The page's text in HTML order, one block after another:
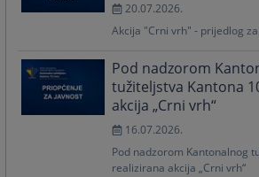
20.07.2026.
Akcija "Crni vrh" - prijedlog
Pod nadzorom
tužiteljstva Kantona
akcija „Crni vrh“
16.07.2026.
Pod nadzorom Kantonalnog
realizirana akcija „Crni vrh“